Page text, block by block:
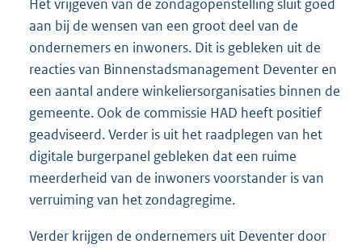
Het vrijgeven van de zondagopenstelling sluit goed
aan bij de wensen van een groot deel van de
ondernemers en inwoners. Dit is gebleken uit de
reacties van Binnenstadsmanagement Deventer en
een aantal andere winkeliersorganisaties binnen de
gemeente. Ook de commissie HAD heeft positief
geadviseerd. Verder is uit het raadplegen van het
digitale burgerpanel gebleken dat een ruime
meerderheid van de inwoners voorstander is van
verruiming van het zondagregime.
Verder krijgen de ondernemers uit Deventer door